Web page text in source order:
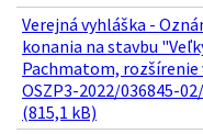
Verejná vyhláška -
konania na stavbu
Pachmatom, rozšírenie
OSZP3-2022/036845-
(815,1 kB)